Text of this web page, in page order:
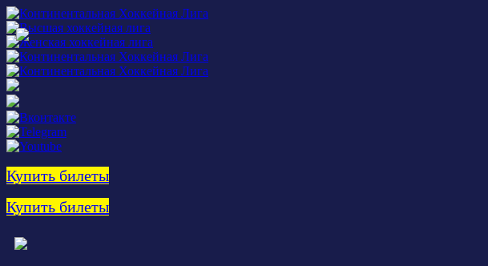
Купить билеты
Купить билеты